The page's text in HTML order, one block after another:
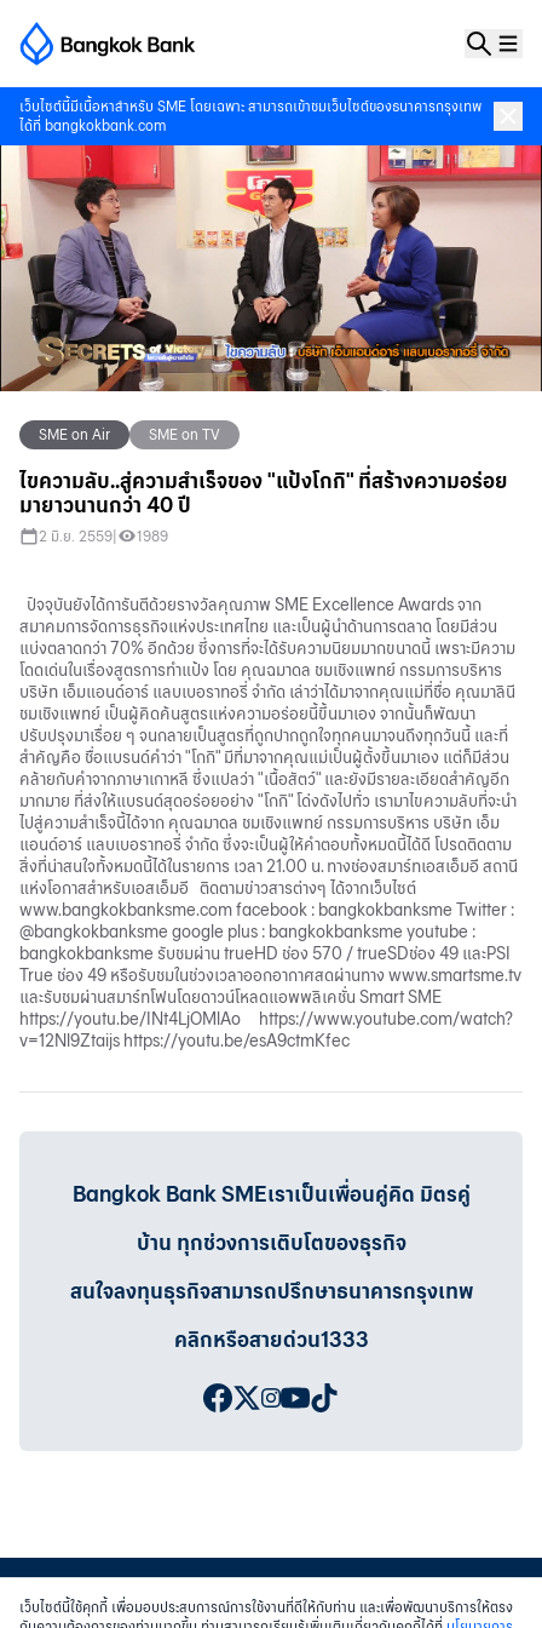
เว็บไซต์นี้มีเนื้อหาสำหรับ SME โดยเฉพาะ สามารถเข้าชมเว็บไซต์ของธนาคารกรุงเทพ
ได้ที่ bangkokbank.com
SME on Air SME on TV
ไขความลับ..สู่ความสำเร็จของ "แป้งโกกิ" ที่สร้างความอร่อย
มายาวนานกว่า 40 ปี
2 มิ.ย. 2559 1989
ปัจจุบันยังได้การันตีด้วยรางวัลคุณภาพ SME Excellence Awards จาก
สมาคมการจัดการธุรกิจแห่งประเทศไทย และเป็นผู้นำด้านการตลาด โดยมีส่วน
แบ่งตลาดกว่า 70% อีกด้วย ซึ่งการที่จะได้รับความนิยมมากขนาดนี้ เพราะมีความ
โดดเด่นในเรื่องสูตรการทำแป้ง โดย คุณฉมาดล ชมเชิงแพทย์ กรรมการบริหาร
บริษัท เอ็มแอนด์อาร์ แลบเบอราทอรี่ จำกัด เล่าว่าได้มาจากคุณแม่ที่ชื่อ คุณมาลินี
ชมเชิงแพทย์ เป็นผู้คิดค้นสูตรแห่งความอร่อยนี้ขึ้นมาเอง จากนั้นก็พัฒนา
ปรับปรุงมาเรื่อย ๆ จนกลายเป็นสูตรที่ถูกปากถูกใจทุกคนมาจนถึงทุกวันนี้ และที่
สำคัญคือ ชื่อแบรนด์คำว่า "โกกิ" มีที่มาจากคุณแม่เป็นผู้ตั้งขึ้นมาเอง แต่ก็มีส่วน
คล้ายกับคำจากภาษาเกาหลี ซึ่งแปลว่า "เนื้อสัตว์" และยังมีรายละเอียดสำคัญอีก
มากมาย ที่ส่งให้แบรนด์สุดอร่อยอย่าง "โกกิ" โด่งดังไปทั่ว เรามาไขความลับที่จะนำ
ไปสู่ความสำเร็จนี้ได้จาก คุณฉมาดล ชมเชิงแพทย์ กรรมการบริหาร บริษัท เอ็ม
แอนด์อาร์ แลบเบอราทอรี่ จำกัด ซึ่งจะเป็นผู้ให้คำตอบทั้งหมดนี้ได้ดี โปรดติดตาม
สิ่งที่น่าสนใจทั้งหมดนี้ได้ในรายการ เวลา 21.00 น. ทางช่องสมาร์ทเอสเอ็มอี สถานี
แห่งโอกาสสำหรับเอสเอ็มอี ติดตามข่าวสารต่างๆ ได้จากเว็บไซต์
www.bangkokbanksme.com facebook : bangkokbanksme Twitter :
@bangkokbanksme google plus : bangkokbanksme youtube :
bangkokbanksme รับชมผ่าน trueHD ช่อง 570 / trueSDช่อง 49 และPSI
True ช่อง 49 หรือรับชมในช่วงเวลาออกอากาศสดผ่านทาง www.smartsme.tv
และรับชมผ่านสมาร์ทโฟนโดยดาวน์โหลดแอพพลิเคชั่น Smart SME
https://youtu.be/INt4LjOMlAo https://www.youtube.com/watch?
v=12Nl9Ztaijs https://youtu.be/esA9ctmKfec
Bangkok Bank SMEเราเป็นเพื่อนคู่คิด มิตรคู่
บ้าน ทุกช่วงการเติบโตของธุรกิจ
สนใจลงทุนธุรกิจสามารถปรึกษาธนาคารกรุงเทพ
คลิกหรือสายด่วน1333
เว็บไซต์นี้ใช้คุกกี้ เพื่อมอบประสบการณ์การใช้งานที่ดีให้กับท่าน และเพื่อพัฒนาบริการให้ตรง